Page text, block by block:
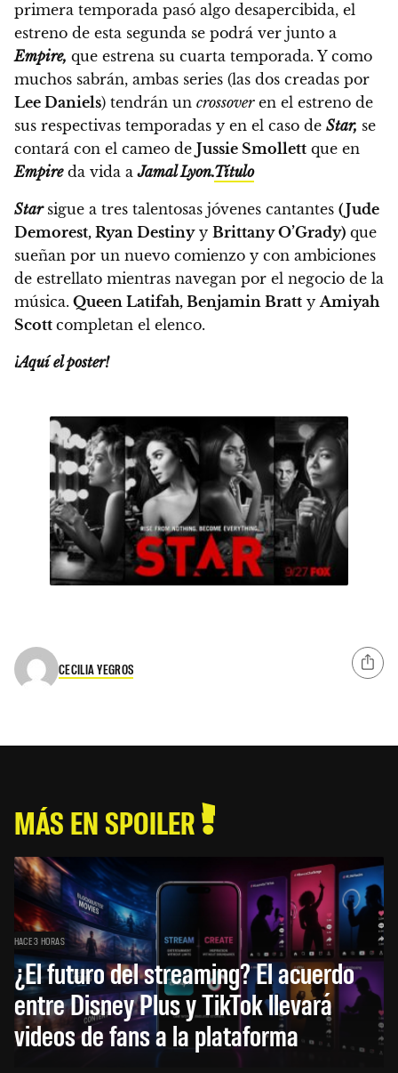
primera temporada pasó algo desapercibida, el
estreno de esta segunda se podrá ver junto a
Empire, que estrena su cuarta temporada. Y como
muchos sabrán, ambas series (las dos creadas por
Lee Daniels) tendrán un crossoveren el estreno de
sus respectivas temporadas y en el caso de Star, se
contará con el cameo de Jussie Smollett que en
Empireda vida aJamal Lyon.Título
Starsigue a tres talentosas jóvenes cantantes (Jude
Demorest, Ryan Destinyy Brittany O’Grady) que
sueñan por un nuevo comienzo y con ambiciones
de estrellato mientras navegan por el negocio de la
música. Queen Latifah, Benjamin Bratt yAmiyah
Scott completan el elenco.
¡Aquí el poster!
CECILIA YEGROS
MÁS EN SPOILER
HACE 3 HORAS
¿El futuro del streaming? El acuerdo
entre Disney Plus y TikTok llevará
videos de fans a la plataforma